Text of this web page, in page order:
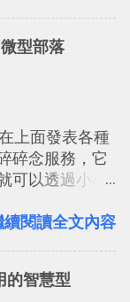
作「 Cut the
繩子變形後，
」，這是一款
竊對戰遊戲 。
型部落
上面發表各種
碎念服務，它
可以透過小小
明你在做什
Twitter來詢問
閱讀全文內容
的智慧型